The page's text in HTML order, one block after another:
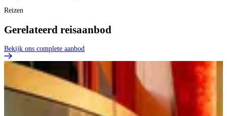
Reizen
Gerelateerd reisaanbod
Bekijk ons complete aanbod